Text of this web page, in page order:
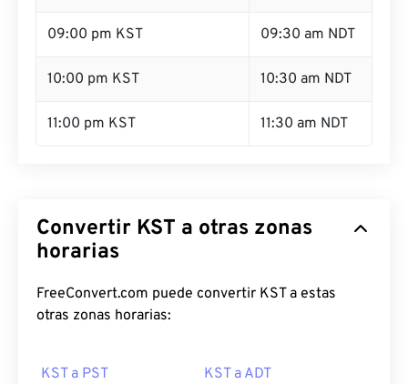
09:00 pm KST 09:30 am NDT
10:00 pm KST 10:30 am NDT
11:00 pm KST 11:30 am NDT
Convertir KST a otras zonas
horarias
FreeConvert.com puede convertir KST a estas
otras zonas horarias:
KST a PST KST a ADT